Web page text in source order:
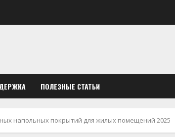
ПОЛЕЗНЫЕ СТАТЬИ
напольных покрытий для жилых помещений 2025